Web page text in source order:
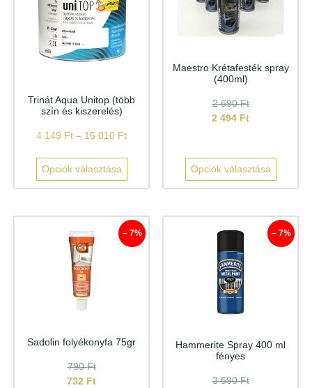
Trinát Aqua Unitop (több
szín és kiszerelés)
4 149 Ft – 15 010 Ft
Opciók választása
Maestro Krétafesték spray
(400ml)
2 690Ft
2 494 Ft
Opciók választása
– 7%
Sadolin folyékonyfa 75gr
790Ft
732 Ft
– 7%
Hammerite Spray 400 ml
fényes
3 590Ft